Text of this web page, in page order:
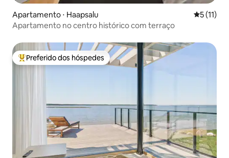
Apartamento ⋅ Haapsalu 5 de uma
5 (11)
Apartamento no centro histórico com terraço
Entre os melhores preferidos dos hóspedes
Preferido dos hóspedes